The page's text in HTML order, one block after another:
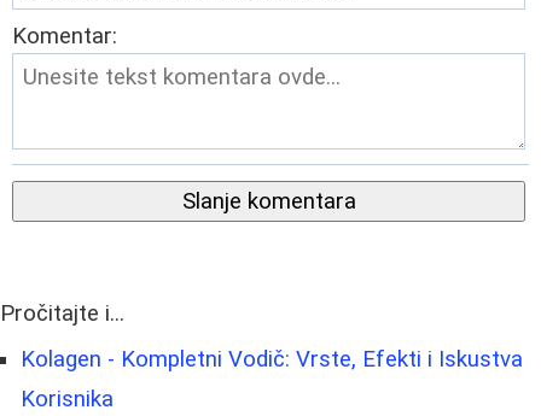
Komentar:
Slanje komentara
Pročitajte i...
Kolagen - Kompletni Vodič: Vrste, Efekti i Iskustva
Korisnika